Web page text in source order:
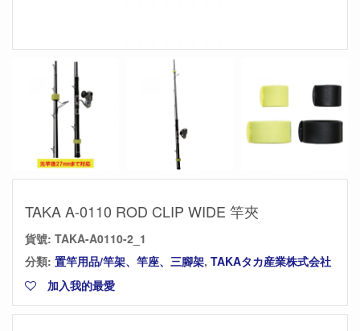
TAKA A-0110 ROD CLIP WIDE 竿夾
貨號: TAKA-A0110-2_1
分類: 置竿用品/竿架、竿座、三腳架, TAKAタカ産業株式会社
加入我的最愛